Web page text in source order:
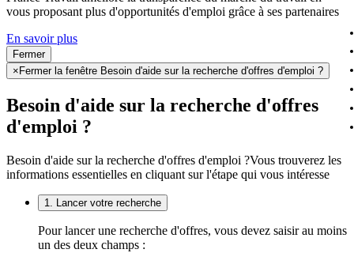
vous proposant plus d'opportunités d'emploi grâce à ses partenaires
En savoir plus
Fermer
× Fermer la fenêtre Besoin d'aide sur la recherche d'offres d'emploi ?
Besoin d'aide sur la recherche d'offres
d'emploi ?
Besoin d'aide sur la recherche d'offres d'emploi ?Vous trouverez les
informations essentielles en cliquant sur l'étape qui vous intéresse
1. Lancer votre recherche
Pour lancer une recherche d'offres, vous devez saisir au moins
un des deux champs :